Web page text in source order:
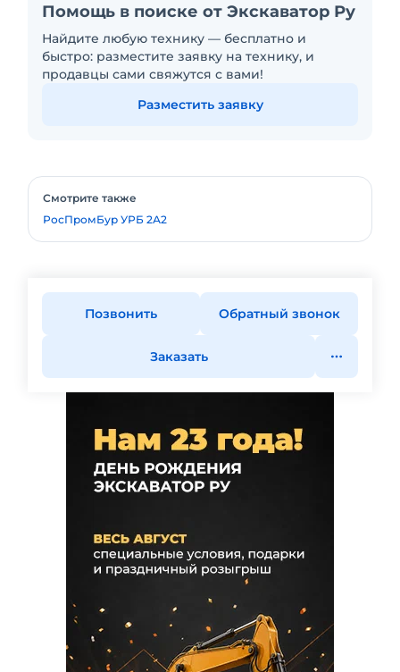
Помощь в поиске от Экскаватор Ру
Найдите любую технику — бесплатно и
быстро: разместите заявку на технику, и
продавцы сами свяжутся с вами!
Разместить заявку
Смотрите также
РосПромБур УРБ 2А2
Позвонить Обратный звонок
Заказать